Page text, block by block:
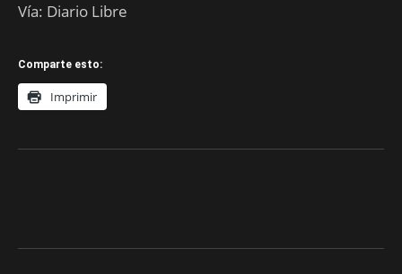
Vía: Diario Libre
Comparte esto:
Imprimir